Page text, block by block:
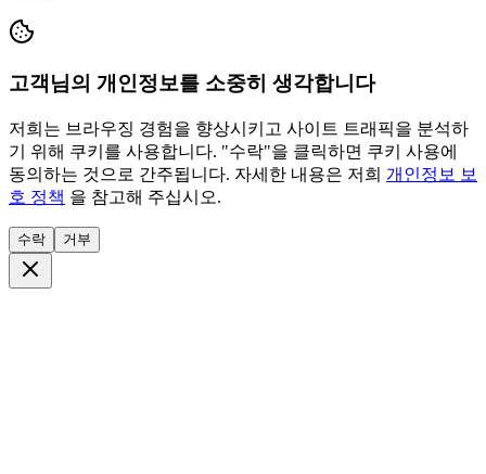
고객님의 개인정보를 소중히 생각합니다
저희는 브라우징 경험을 향상시키고 사이트 트래픽을 분석하
기 위해 쿠키를 사용합니다. "수락"을 클릭하면 쿠키 사용에
동의하는 것으로 간주됩니다. 자세한 내용은 저희 개인정보 보
호 정책 을 참고해 주십시오.
수락 거부